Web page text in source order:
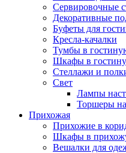
Сервировочные
Декоративные
Буфеты для
Кресла-качалки
Тумбы в
Шкафы в
Стеллажи и
Свет
Лампы
Торшеры
Прихожая
Прихожие в
Шкафы в
Вешалки для